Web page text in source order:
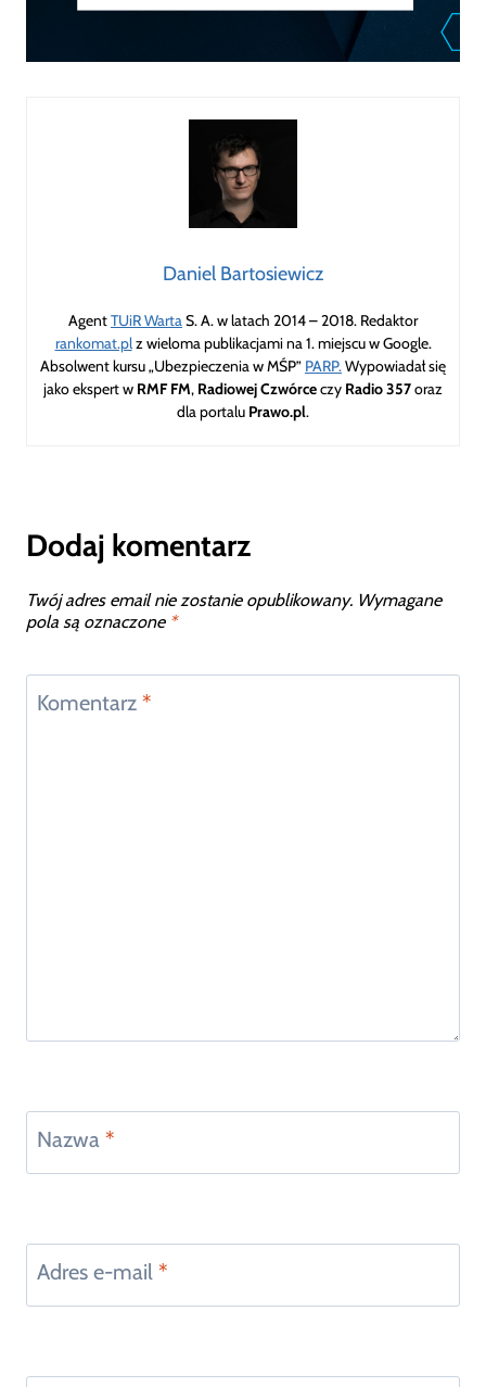
Daniel Bartosiewicz
AgentTUiR WartaS. A. w latach 2014 – 2018. Redaktor
rankomat.plz wieloma publikacjami na 1. miejscu w Google.
Absolwent kursu „Ubezpieczenia w MŚP” PARP.Wypowiadał się
jako ekspert w RMF FM, Radiowej Czwórceczy Radio 357oraz
dla portalu Prawo.pl.
Dodaj komentarz
Twój adres email nie zostanie opublikowany. Wymagane
pola są oznaczone *
Komentarz *
Nazwa *
Adres e-mail *